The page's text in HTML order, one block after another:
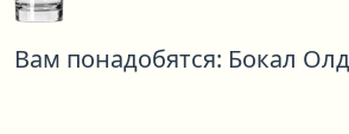
Вам понадобятся: Бокал